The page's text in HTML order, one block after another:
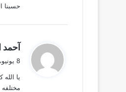
حسبنا
ي
ل
آحمد
8 يونيو، 2011 الساعة 8:39 ص